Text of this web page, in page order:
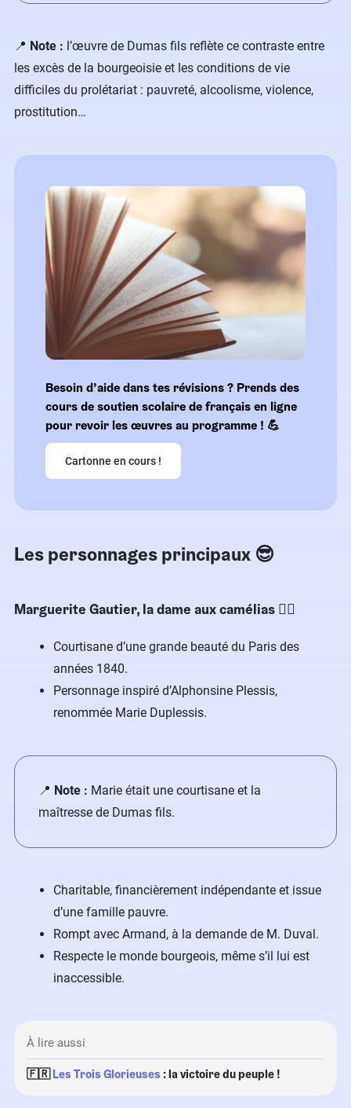
​📍 Note : l’œuvre de Dumas fils reflète ce contraste entre
les excès de la bourgeoisie et les conditions de vie
difficiles du prolétariat : pauvreté, alcoolisme, violence,
prostitution…
Besoin d’aide dans tes révisions ? Prends des
cours de soutien scolaire de français en ligne
pour revoir les œuvres au programme ! ​💪
Cartonne en cours !
Les personnages principaux​ 😎
Marguerite Gautier, la dame aux camélias​ 🙋‍♀️
Courtisane d’une grande beauté du Paris des
années 1840.
Personnage inspiré d’Alphonsine Plessis,
renommée Marie Duplessis.
​📍 Note : Marie était une courtisane et la
maîtresse de Dumas fils.
Charitable, financièrement indépendante et issue
d’une famille pauvre.
Rompt avec Armand, à la demande de M. Duval.
Respecte le monde bourgeois, même s’il lui est
inaccessible.
À lire aussi
🇫🇷Les Trois Glorieuses : la victoire du peuple !